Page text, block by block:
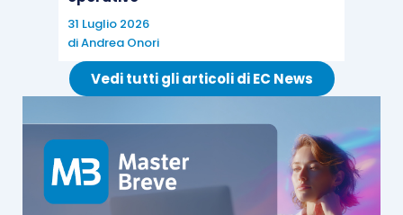
31 Luglio 2026
diAndrea Onori
Vedi tutti gli articoli di EC News